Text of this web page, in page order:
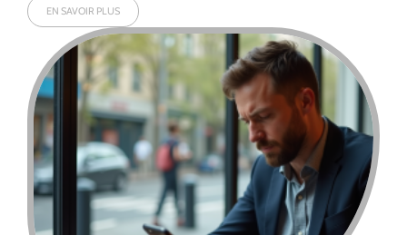
EN SAVOIR PLUS